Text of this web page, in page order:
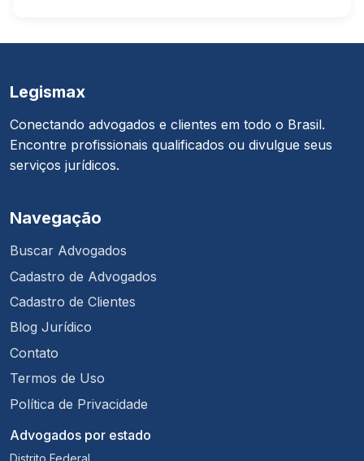
Legismax
Conectando advogados e clientes em todo o Brasil.
Encontre profissionais qualificados ou divulgue seus
serviços jurídicos.
Navegação
Buscar Advogados
Cadastro de Advogados
Cadastro de Clientes
Blog Jurídico
Contato
Termos de Uso
Política de Privacidade
Advogados por estado
Distrito Federal